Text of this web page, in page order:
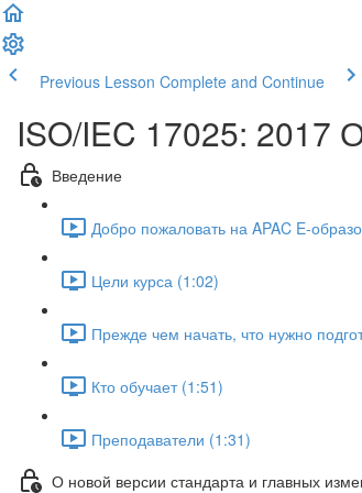
Previous Lesson Complete and Continue
ISO/IEC 17025: 2017
Введение
Добро пожаловать на APAC E-
Цели курса (1:02)
Прежде чем начать, что нужно
Кто обучает (1:51)
Преподаватели (1:31)
О новой версии стандарта и главных